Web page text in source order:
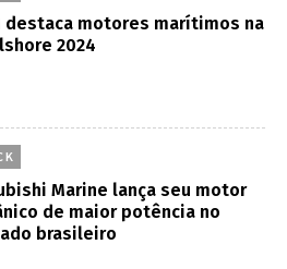
destaca motores marítimos na
2024
Marine lança seu motor
de maior potência no
brasileiro